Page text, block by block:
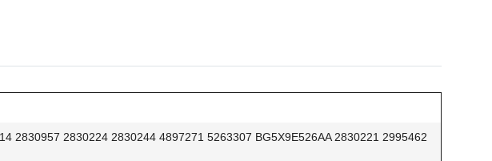
2830957 2830224 2830244 4897271 5263307 BG5X9E526AA 2830221 2995462